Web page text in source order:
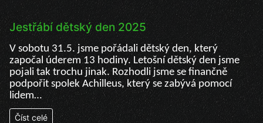
Jestřábí dětský den 2025
V sobotu 31.5. jsme pořádali dětský den, který
započal úderem 13 hodiny. Letošní dětský den jsme
pojali tak trochu jinak. Rozhodli jsme se finančně
podpořit spolek Achilleus, který se zabývá pomocí
lidem…
Číst celé